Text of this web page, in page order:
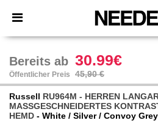
× Needen App
Bessere Preise in der App!
Bereits ab 30.99€
Öffentlicher Preis 45,90 €
Russell RU964M - HERREN
MASSGESCHNEIDERTES
HEMD - White / Silver / Convoy Grey